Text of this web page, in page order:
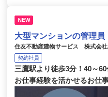
NEW
大型マンションの管理員
住友不動産建物サービス 株式会
契約社員
三鷹駅より徒歩3分！40～
お仕事経験を活かせるお仕